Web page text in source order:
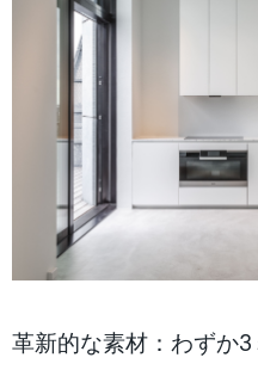
革新的な素材：わずか